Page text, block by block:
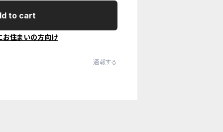
to cart
お住まいの方向け
通報する